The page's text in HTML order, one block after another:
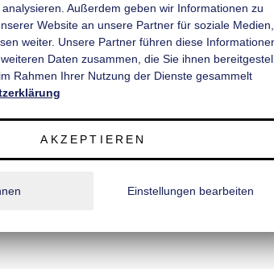
und Rückfahrscheinwerfer;
Außerdem geben wir Informationen zu
Website an unsere Partner für soziale Medien,
weiter. Unsere Partner führen diese
Daten zusammen, die Sie ihnen
Rahmen Ihrer Nutzung der Dienste gesammelt
AKZEPTIEREN
Einstellungen bearbeiten